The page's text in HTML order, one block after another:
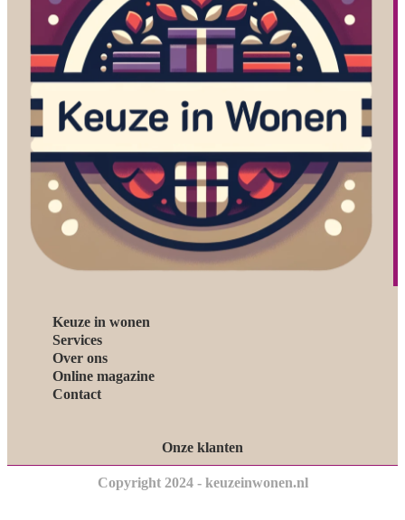
Keuze in wonen
Services
Over ons
Online magazine
Contact
Onze klanten
Copyright 2024 - keuzeinwonen.nl